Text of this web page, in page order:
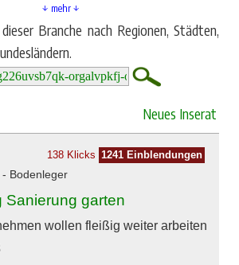
↓ mehr ↓
Branche nach Regionen, Städten,
Neues Inserat
138 Klicks 1241 Einblendungen
Bodenleger
Sanierung garten
wollen fleißig weiter arbeiten